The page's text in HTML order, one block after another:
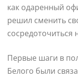
как одаренный
решил сменить
сосредоточиться
Первые шаги в
Белого были